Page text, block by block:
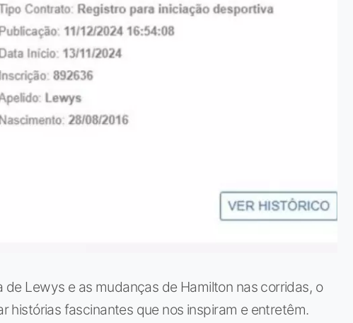
Lewys e as mudanças de Hamilton nas corridas, o
histórias fascinantes que nos inspiram e entretêm.